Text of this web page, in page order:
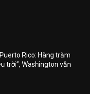
Rico: Hàng trăm
trời”, Washington vẫn